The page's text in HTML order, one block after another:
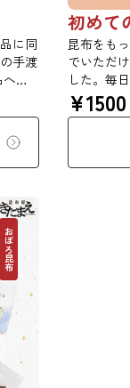
に同
手渡
の
昆布をも
でいただ
した。毎
る、バラ
もちろん
うぞ。 ※
く、簡易
す。贈答
¥1500
おぼろ昆布